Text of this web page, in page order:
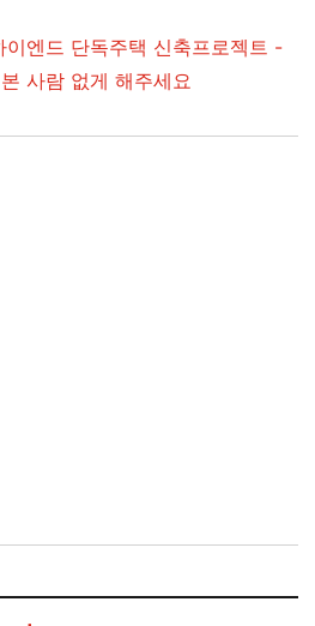
엔드 단독주택 신축프로젝트 -
사람 없게 해주세요